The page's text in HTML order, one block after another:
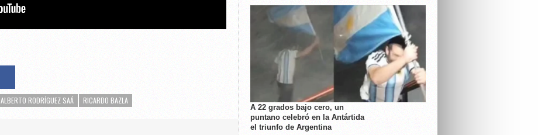
ALBERTO RODRÍGUEZ SAÁ RICARDO BAZLA
A 22 grados bajo cero, un
puntano celebró en la Antártida
el triunfo de Argentina